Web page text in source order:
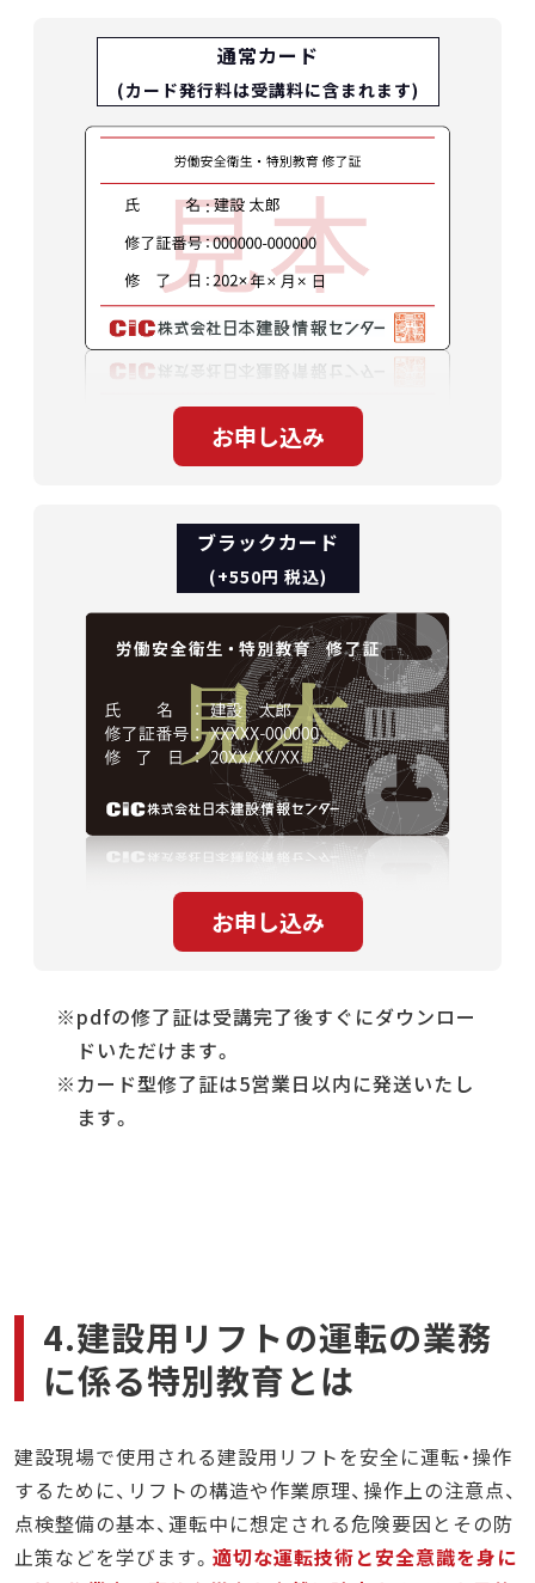
通常カード
(カード発行料は受講料に含まれます)
ブラックカード
(+550円 税込)
pdfの修了証は受講完了後すぐにダウンロー
ドいただけます。
カード型修了証は5営業日以内に発送いたし
ます。
4.建設用リフトの運転の業務
に係る特別教育とは
建設現場で使用される建設用リフトを安全に運転・操作
するために、リフトの構造や作業原理、操作上の注意点、
点検整備の基本、運転中に想定される危険要因とその防
止策などを学びます。 適切な運転技術と安全意識を身に